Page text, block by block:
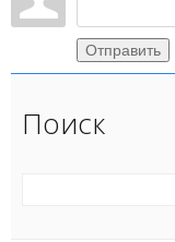
Отправить
Поиск